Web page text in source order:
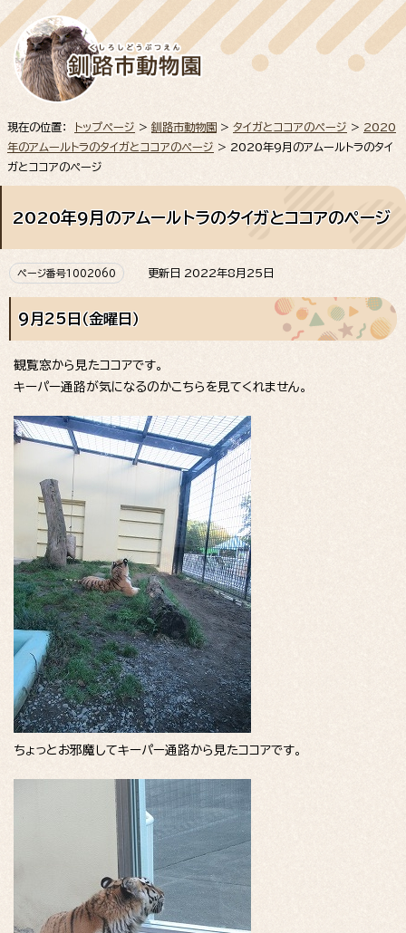
現在の位置： トップページ > 釧路市動物園 > タイガとココアのページ > 2020
年のアムールトラのタイガとココアのページ > 2020年9月のアムールトラのタイ
ガとココアのページ
2020年9月のアムールトラのタイガとココアのページ
ページ番号1002060 更新日 2022年8月25日
9月25日（金曜日）
観覧窓から見たココアです。
キーパー通路が気になるのかこちらを見てくれません。
ちょっとお邪魔してキーパー通路から見たココアです。